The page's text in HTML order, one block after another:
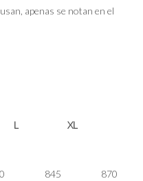
apenas se notan en el
L XL
845
870